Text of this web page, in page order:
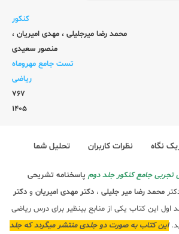
کنکور
محمد رضا میرجلیلی ، مهدی امیریان ،
منصور سعیدی
تست جامع مهروماه
ریاضی
767
1405
نگاه نظرات کاربران تحلیل شما
جامع کنکور جلد دوم پاسخنامه تشریحی
محمد رضا میر جلیلی ، دکتر مهدی امیریان و دکتر
اول این کتاب یکی از منابع بینظیر برای درس ریاضی
این کتاب به صورت دو جلدی منتشر میگردد که جلد